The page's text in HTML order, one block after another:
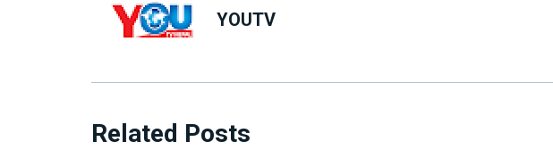
YOUTV
Related Posts